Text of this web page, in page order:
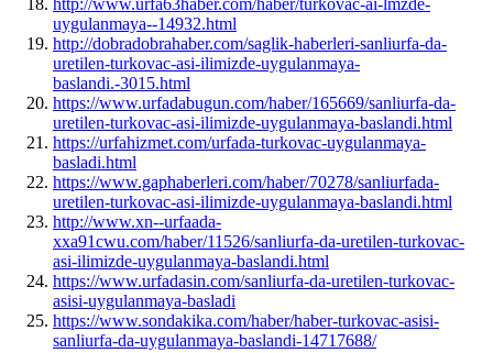
http://www.urfa63haber.com/haber/turkovac-ai-lmzde-
uygulanmaya--14932.html
http://dobradobrahaber.com/saglik-haberleri-sanliurfa-da-
uretilen-turkovac-asi-ilimizde-uygulanmaya-
baslandi.-3015.html
https://www.urfadabugun.com/haber/165669/sanliurfa-da-
uretilen-turkovac-asi-ilimizde-uygulanmaya-baslandi.html
https://urfahizmet.com/urfada-turkovac-uygulanmaya-
basladi.html
https://www.gaphaberleri.com/haber/70278/sanliurfada-
uretilen-turkovac-asi-ilimizde-uygulanmaya-baslandi.html
http://www.xn--urfaada-
xxa91cwu.com/haber/11526/sanliurfa-da-uretilen-turkovac-
asi-ilimizde-uygulanmaya-baslandi.html
https://www.urfadasin.com/sanliurfa-da-uretilen-turkovac-
asisi-uygulanmaya-basladi
https://www.sondakika.com/haber/haber-turkovac-asisi-
sanliurfa-da-uygulanmaya-baslandi-14717688/